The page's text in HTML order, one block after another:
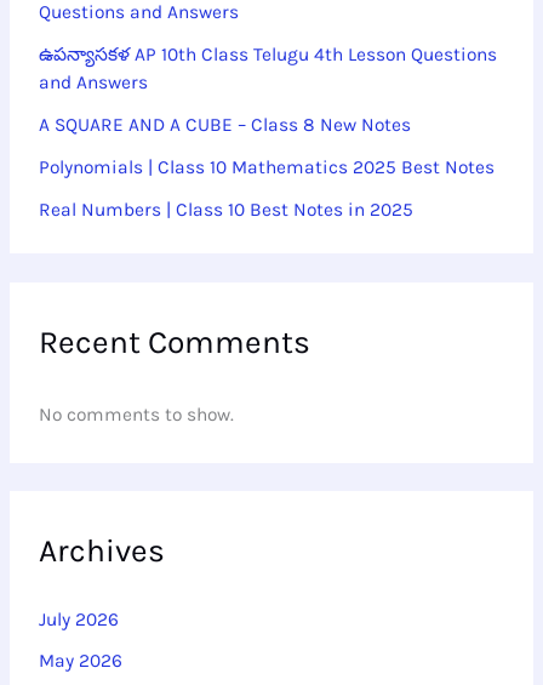
Questions and Answers
ఉపన్యాసకళ AP 10th Class Telugu 4th Lesson Questions
and Answers
A SQUARE AND A CUBE – Class 8 New Notes
Polynomials | Class 10 Mathematics 2025 Best Notes
Real Numbers | Class 10 Best Notes in 2025
Recent Comments
No comments to show.
Archives
July 2026
May 2026